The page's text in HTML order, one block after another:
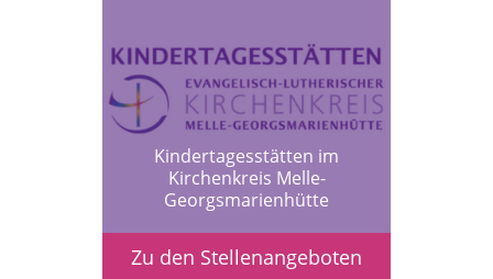
Kindertagesstätten im
Kirchenkreis Melle-
Georgsmarienhütte
Zu den Stellenangeboten